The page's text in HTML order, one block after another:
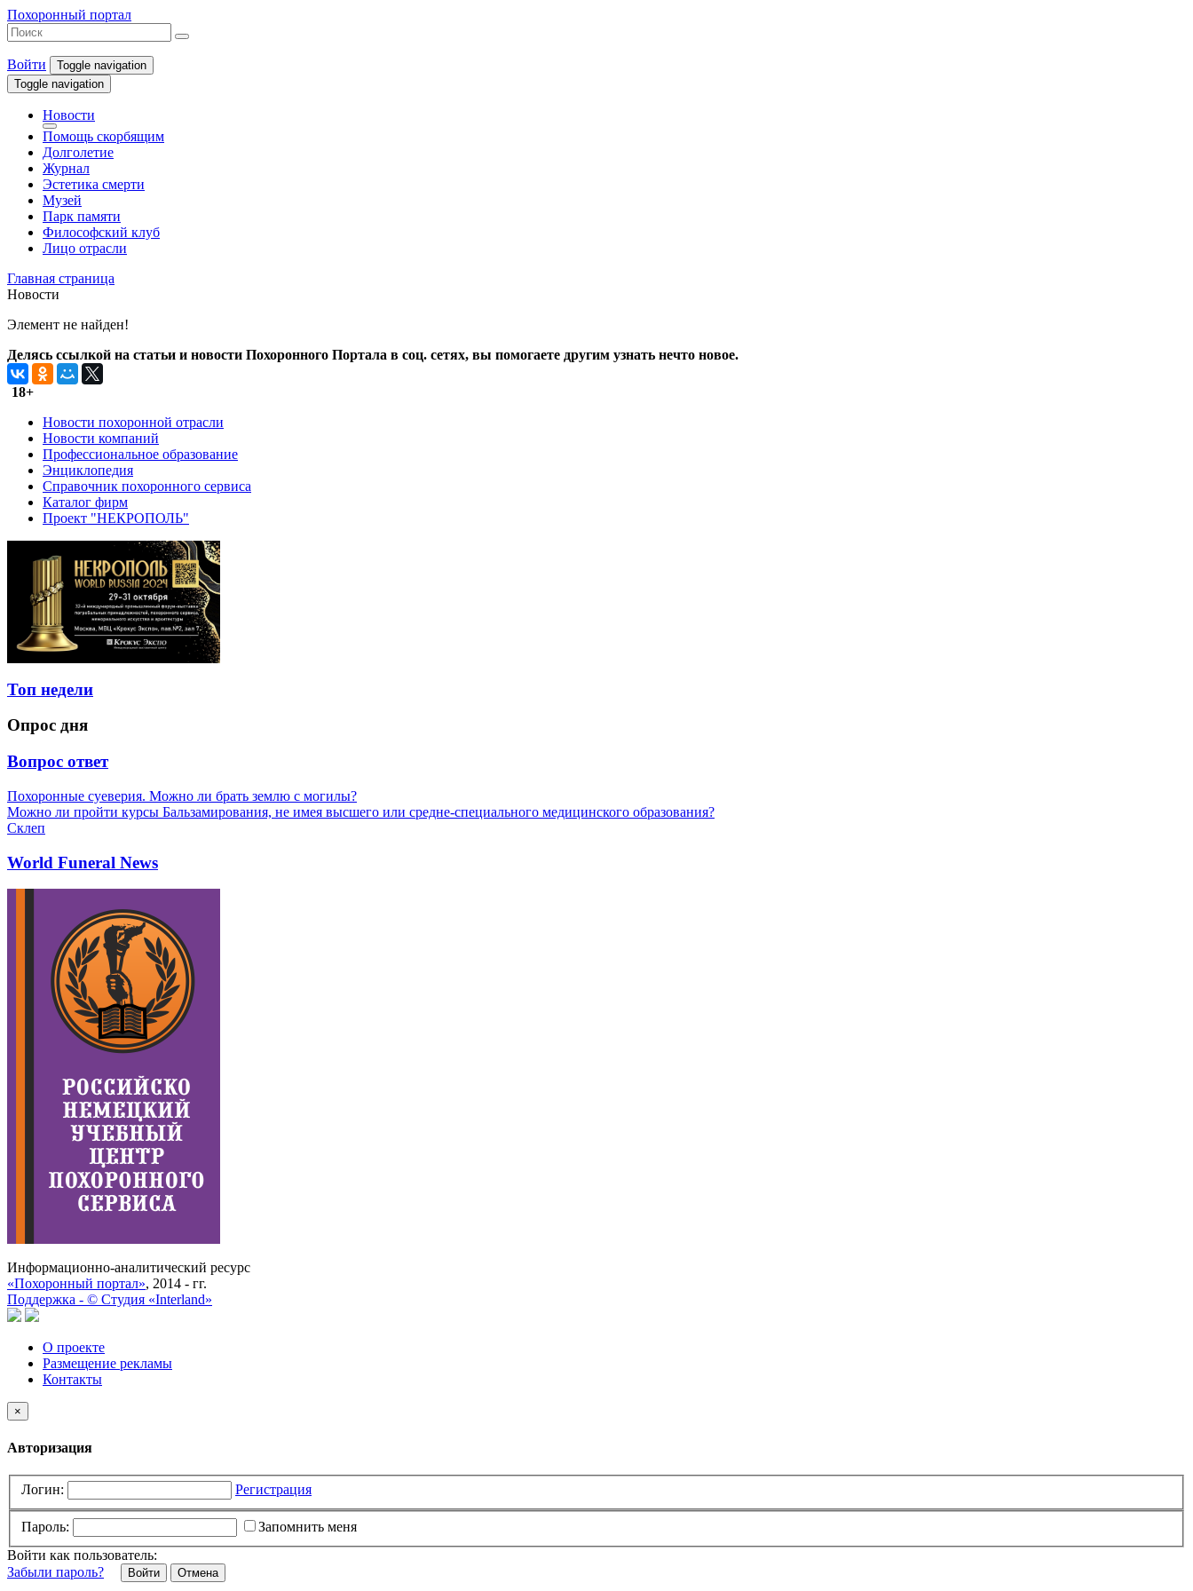
Похоронный портал
Войти
Toggle navigation
Toggle navigation
Новости
Помощь скорбящим
Долголетие
Журнал
Эстетика смерти
Музей
Парк памяти
Философский клуб
Лицо отрасли
Главная страница
Новости
Элемент не найден!
Делясь ссылкой на статьи и новости Похоронного Портала в соц. сетях, вы помогаете другим узнать нечто новое.
18+
Новости похоронной отрасли
Новости компаний
Профессиональное образование
Энциклопедия
Справочник похоронного сервиса
Каталог фирм
Проект "НЕКРОПОЛЬ"
Топ недели
Опрос дня
Вопрос ответ
Похоронные суеверия. Можно ли брать землю с могилы?
Можно ли пройти курсы Бальзамирования, не имея высшего или средне-специального медицинского образования?
Склеп
World Funeral News
Информационно-аналитический ресурс
«Похоронный портал», 2014 - гг.
Поддержка - © Cтудия «Interland»
О проекте
Размещение рекламы
Контакты
×
Авторизация
Логин: Регистрация
Пароль:
Запомнить меня
Войти как пользователь:
Забыли пароль?
Отмена